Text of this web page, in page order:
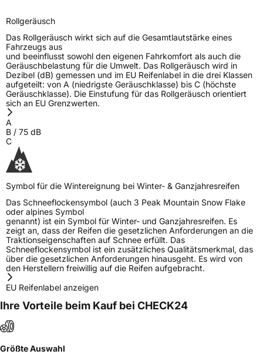
Rollgeräusch
Das Rollgeräusch wirkt sich auf die Gesamtlautstärke eines
Fahrzeugs aus
und beeinflusst sowohl den eigenen Fahrkomfort als auch die
Geräuschbelastung für die Umwelt. Das Rollgeräusch wird in
Dezibel (dB) gemessen und im EU Reifenlabel in die drei Klassen
aufgeteilt: von A (niedrigste Geräuschklasse) bis C (höchste
Geräuschklasse). Die Einstufung für das Rollgeräusch orientiert
sich an EU Grenzwerten.
A
B / 75 dB
C
Symbol für die Wintereignung bei Winter- & Ganzjahresreifen
Das Schneeflockensymbol (auch 3 Peak Mountain Snow Flake
oder alpines Symbol
genannt) ist ein Symbol für Winter- und Ganzjahresreifen. Es
zeigt an, dass der Reifen die gesetzlichen Anforderungen an die
Traktionseigenschaften auf Schnee erfüllt. Das
Schneeflockensymbol ist ein zusätzliches Qualitätsmerkmal, das
über die gesetzlichen Anforderungen hinausgeht. Es wird von
den Herstellern freiwillig auf die Reifen aufgebracht.
EU Reifenlabel anzeigen
Ihre Vorteile beim Kauf bei CHECK24
Größte Auswahl